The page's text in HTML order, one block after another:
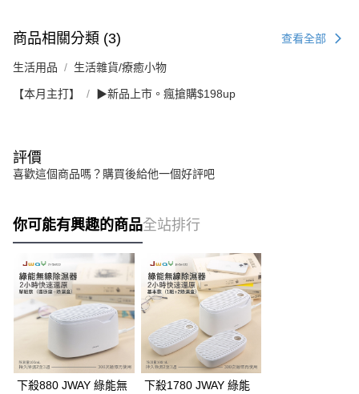
商品相關分類 (3) 查看全部
生活用品 生活雜貨/療癒小物
【本月主打】 ▶新品上市。瘋搶購$198up
評價
喜歡這個商品嗎？購買後給他一個好評吧
你可能有興趣的商品全站排行
下殺880 JWAY 綠能無 下殺1780 JWAY 綠能